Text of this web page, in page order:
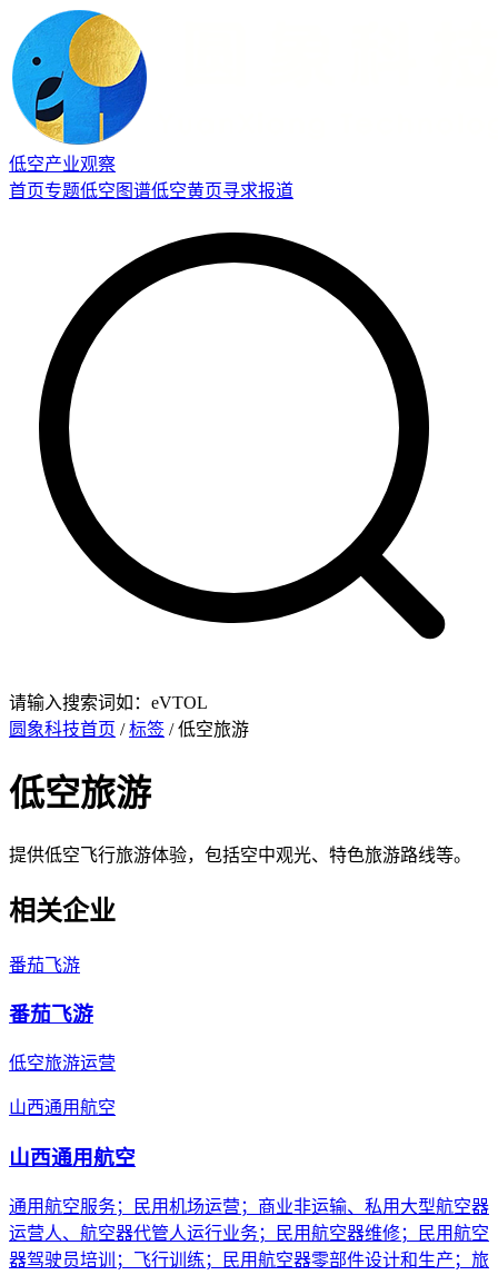
低空产业观察
首页专题低空图谱低空黄页寻求报道
请输入搜索词如：eVTOL
圆象科技首页 /标签 / 低空旅游
低空旅游
提供低空飞行旅游体验，包括空中观光、特色旅游路线等。
相关企业
番茄飞游
番茄飞游
低空旅游运营
山西通用航空
山西通用航空
通用航空服务；民用机场运营；商业非运输、私用大型航空器
运营人、航空器代管人运行业务；民用航空器维修；民用航空
器驾驶员培训；飞行训练；民用航空器零部件设计和生产；旅